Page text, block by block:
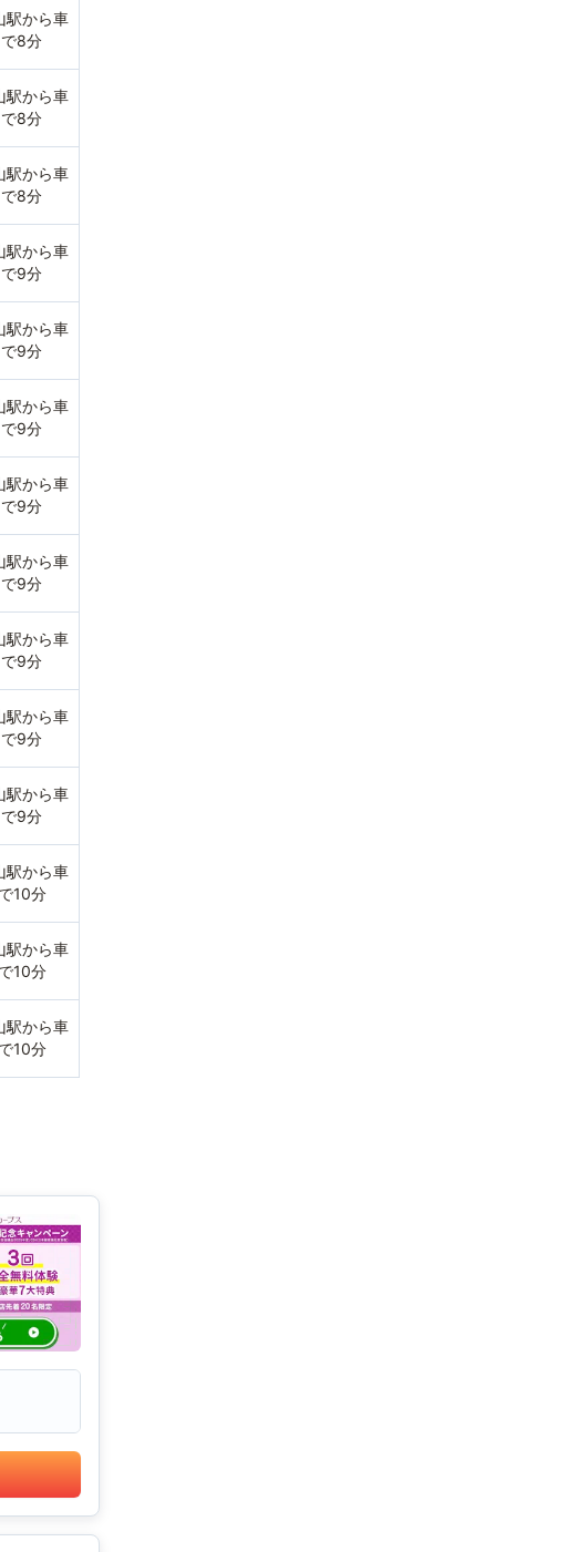
駅から車
で8分
駅から車
で8分
駅から車
で8分
駅から車
で9分
駅から車
で9分
駅から車
で9分
駅から車
で9分
駅から車
で9分
駅から車
で9分
駅から車
で9分
駅から車
で9分
駅から車
で10分
駅から車
で10分
駅から車
で10分